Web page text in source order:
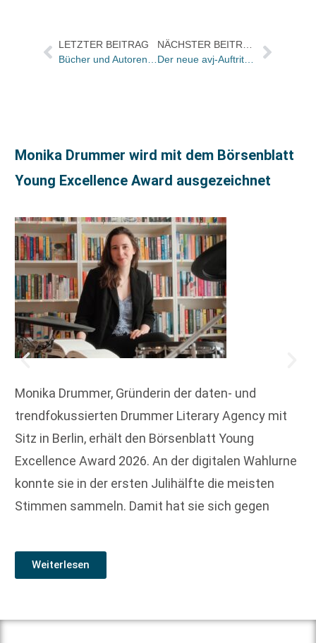
LETZTER BEITRAG
Monika Drummer wird mit dem Börsenblatt
Young Excellence Award ausgezeichnet
Monika Drummer, Gründerin der daten- und
trendfokussierten Drummer Literary Agency mit
Sitz in Berlin, erhält den Börsenblatt Young
Excellence Award 2026. An der digitalen Wahlurne
konnte sie in der ersten Julihälfte die meisten
Stimmen sammeln. Damit hat sie sich gegen
Weiterlesen